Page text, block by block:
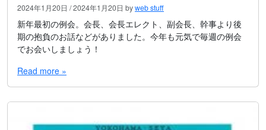
2024年1月20日 /2024年1月20日 byweb stuff
新年最初の例会。会長、会長エレクト、副会長、幹事より後
期の抱負のお話などがありました。今年も元気で毎週の例会
でお会いしましょう！
Read more »